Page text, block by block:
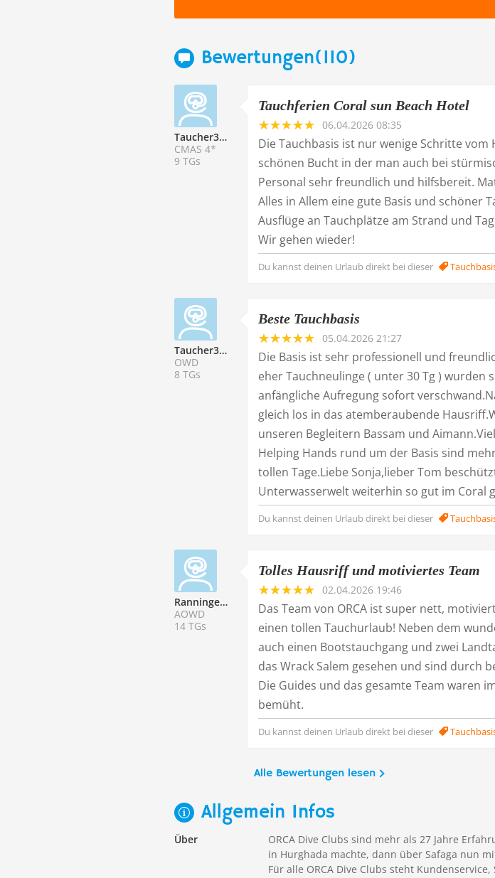
Bewertungen(110)
Taucher339099
CMAS 4*
9 TGs
Tauchferien Coral sun Beach Hotel
06.04.2026 08:35
Die Tauchbasis ist nur wenige Schritte
schönen Bucht in der man auch bei
Personal sehr freundlich und hilfsbereit.
Alles in Allem eine gute Basis und schöner
Ausflüge an Tauchplätze am Strand und
Wir gehen wieder!
Du kannst deinen Urlaub direkt bei dieser
Taucher339098
OWD
8 TGs
Beste Tauchbasis
05.04.2026 21:27
Die Basis ist sehr professionell und
eher Tauchneulinge ( unter 30 Tg ) wurden
anfängliche Aufregung sofort
gleich los in das atemberaubende
unseren Begleitern Bassam und
Helping Hands rund um der Basis sind
tollen Tage.Liebe Sonja,lieber Tom
Unterwasserwelt weiterhin so gut im Coral
Du kannst deinen Urlaub direkt bei dieser
Ranningern97
AOWD
14 TGs
Tolles Hausriff und motiviertes Team
02.04.2026 19:46
Das Team von ORCA ist super nett,
einen tollen Tauchurlaub! Neben dem
auch einen Bootstauchgang und zwei
das Wrack Salem gesehen und sind durch
Die Guides und das gesamte Team waren
bemüht.
Du kannst deinen Urlaub direkt bei dieser
Alle Bewertungen lesen
Allgemein Infos
Über
ORCA Dive Clubs sind mehr als 27 Jahre
in Hurghada machte, dann über Safaga nun
Für alle ORCA Dive Clubs steht Kundenservice,